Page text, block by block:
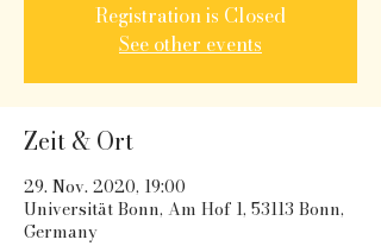
Registration is Closed
See other events
Zeit & Ort
29. Nov. 2020, 19:00
Universität Bonn, Am Hof 1, 53113 Bonn,
Germany